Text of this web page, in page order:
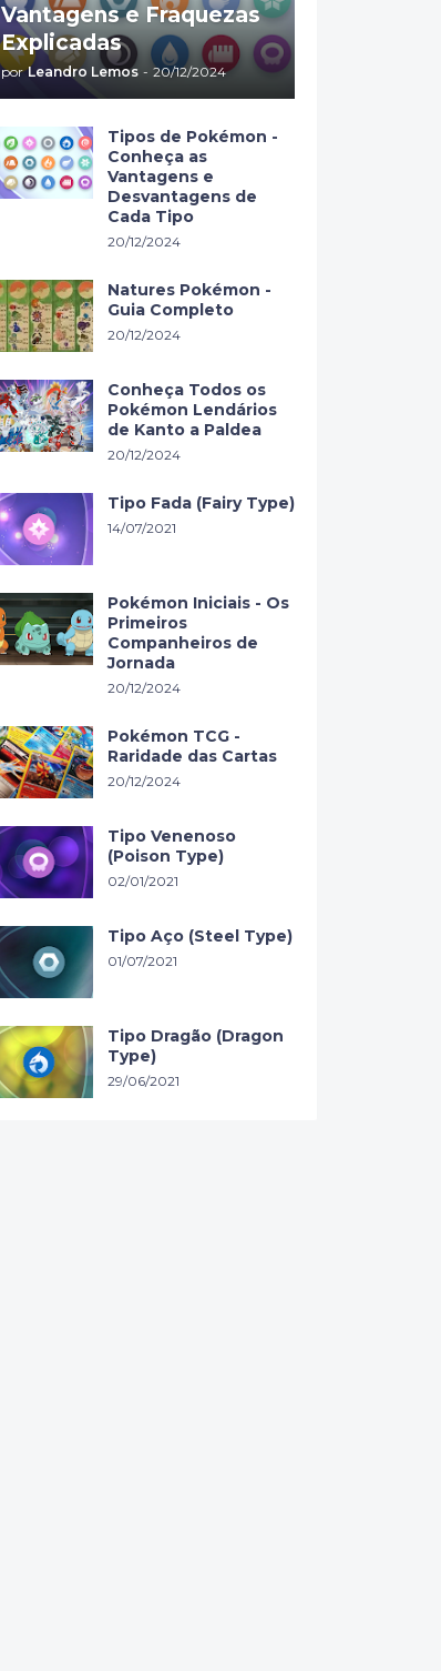
Vantagens e Fraquezas
Explicadas
por Leandro Lemos - 20/12/2024
Tipos de Pokémon -
Conheça as
Vantagens e
Desvantagens de
Cada Tipo
20/12/2024
Natures Pokémon -
Guia Completo
20/12/2024
Conheça Todos os
Pokémon Lendários
de Kanto a Paldea
20/12/2024
Tipo Fada (Fairy Type)
14/07/2021
Pokémon Iniciais - Os
Primeiros
Companheiros de
Jornada
20/12/2024
Pokémon TCG -
Raridade das Cartas
20/12/2024
Tipo Venenoso
(Poison Type)
02/01/2021
Tipo Aço (Steel Type)
01/07/2021
Tipo Dragão (Dragon
Type)
29/06/2021